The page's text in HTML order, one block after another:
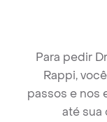
Para pedir
Rappi,
passos e nos
até sua